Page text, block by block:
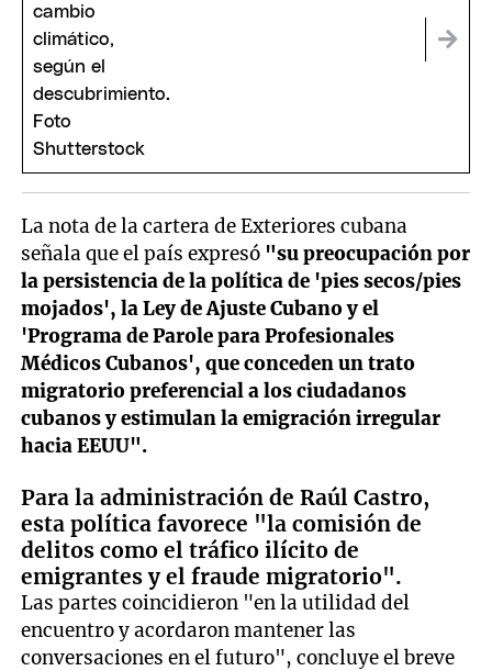
La nota de la cartera de Exteriores cubana
señala que el país expresó "su preocupación por
la persistencia de la política de 'pies secos/pies
mojados', la Ley de Ajuste Cubano y el
'Programa de Parole para Profesionales
Médicos Cubanos', que conceden un trato
migratorio preferencial a los ciudadanos
cubanos y estimulan la emigración irregular
hacia EEUU".
Para la administración de Raúl Castro,
esta política favorece "la comisión de
delitos como el tráfico ilícito de
emigrantes y el fraude migratorio".
Las partes coincidieron "en la utilidad del
encuentro y acordaron mantener las
conversaciones en el futuro", concluye el breve